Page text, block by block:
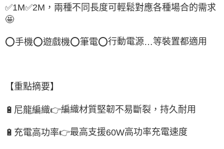
✅1M✅2M ，兩種不同長度可輕鬆對應各種場合的需求
🤩
⭕手機⭕遊戲機⭕筆電⭕行動電源…等裝置都適用
【重點摘要】
🔋 尼龍編織👉編織材質堅韌不易斷裂，持久耐用
🔋 充電高功率👉最高支援60W高功率充電速度